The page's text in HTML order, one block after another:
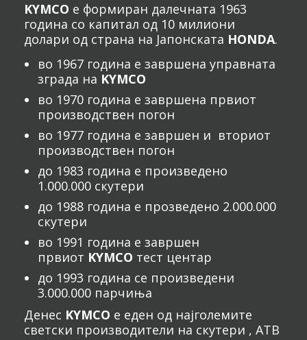
KYMCO е формиран далечната 1963
година со капитал од 10 милиони
долари од страна на Јапонската HONDA.
во 1967 година е завршена управната
зграда на KYMCO
во 1970 година е завршена првиот
производствен погон
во 1977 година е завршен и вториот
производствен погон
до 1983 година е произведено
1.000.000 скутери
до 1988 година е прозведено 2.000.000
скутери
во 1991 година е завршен
првиот KYMCO тест центар
до 1993 година се произведени
3.000.000 парчиња
Денес KYMCO е еден од најголемите
светски производители на скутери , АТВ